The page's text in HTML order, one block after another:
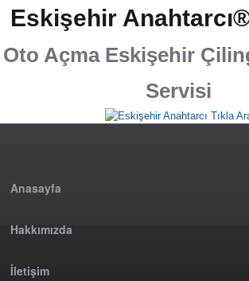
Eskişehir
Oto Açma Eskişehir
Servisi
Anasayfa
Hakkımızda
İletişim